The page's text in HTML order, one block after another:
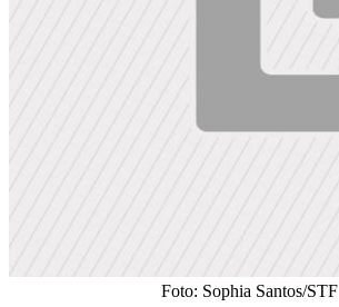
Foto: Sophia Santos/STF